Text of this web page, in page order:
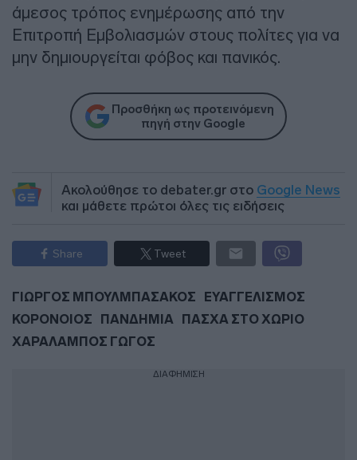
άμεσος τρόπος ενημέρωσης από την
Επιτροπή Εμβολιασμών στους πολίτες για να
μην δημιουργείται φόβος και πανικός.
Προσθήκη ως προτεινόμενη
πηγή στην Google
Ακολούθησε το debater.gr στο Google News
και μάθετε πρώτοι όλες τις ειδήσεις
Share Tweet
ΓΙΩΡΓΟΣ ΜΠΟΥΛΜΠΑΣΑΚΟΣ
ΕΥΑΓΓΕΛΙΣΜΟΣ
ΚΟΡΟΝΟΙΟΣ
ΠΑΝΔΗΜΙΑ
ΠΑΣΧΑ ΣΤΟ ΧΩΡΙΟ
ΧΑΡΑΛΑΜΠΟΣ ΓΩΓΟΣ
ΔΙΑΦΗΜΙΣΗ